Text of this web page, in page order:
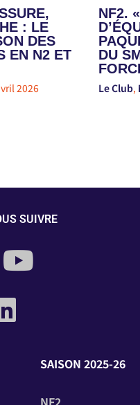
: LE
DES
EN N2 ET
2026
NF2.
DU
Le Club,
SUIVRE
SAISON 2025-26
NF2